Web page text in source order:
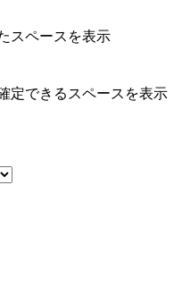
スペースを表示
定できるスペースを表示